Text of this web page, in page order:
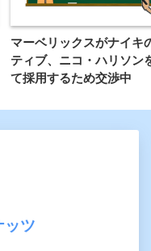
マーベリックスがナイキ
ティブ、ニコ・ハリソン
て採用するため交渉中
ッツ